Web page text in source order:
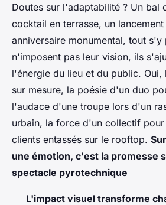
Doutes sur l'adaptabilité ? Un bal
cocktail en terrasse, un
anniversaire monumental, tout s'y
n'imposent pas leur vision, ils
l'énergie du lieu et du public. Oui,
sur mesure, la poésie d'un duo
l'audace d'une troupe lors d'un
urbain, la force d'un collectif
clients entassés sur le rooftop.
une émotion, c'est la promesse
spectacle pyrotechnique
L'impact visuel transforme